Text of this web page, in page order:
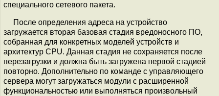
специального сетевого пакета.
После определения адреса на устройство
загружается вторая базовая стадия вредоносного ПО,
собранная для конкретных моделей устройств и
архитектур CPU. Данная стадия не сохраняется после
перезагрузки и должна быть загружена первой стадией
повторно. Дополнительно по команде с управляющего
сервера могут загружаться модули с расширенной
функциональностью или выполняться произвольный